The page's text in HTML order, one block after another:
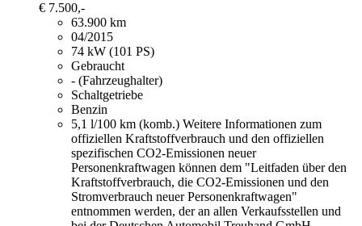
€ 7.500,-
63.900 km
04/2015
74 kW (101 PS)
Gebraucht
- (Fahrzeughalter)
Schaltgetriebe
Benzin
5,1 l/100 km (komb.) Weitere Informationen zum
offiziellen Kraftstoffverbrauch und den offiziellen
spezifischen CO2-Emissionen neuer
Personenkraftwagen können dem "Leitfaden über den
Kraftstoffverbrauch, die CO2-Emissionen und den
Stromverbrauch neuer Personenkraftwagen"
entnommen werden, der an allen Verkaufsstellen und